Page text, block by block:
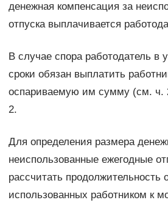
денежная компенсация за
отпуска выплачивается
В случае спора работодатель в
сроки обязан выплатить
оспариваемую им сумму (см. ч.
2.
Для определения размера
неиспользованные ежегодные
рассчитать продолжительность
использованных работником к